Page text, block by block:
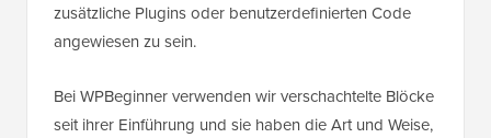
zusätzliche Plugins oder benutzerdefinierten Code
angewiesen zu sein.
Bei WPBeginner verwenden wir verschachtelte Blöcke
seit ihrer Einführung und sie haben die Art und Weise,